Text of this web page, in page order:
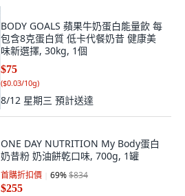
BODY GOALS 蘋果牛奶蛋白能量飲 每
包含8克蛋白質 低卡代餐奶昔 健康美
味新選擇, 30kg, 1個
$75
($0.03/10g)
8/12 星期三 預計送達
ONE DAY NUTRITION My Body蛋白
奶昔粉 奶油餅乾口味, 700g, 1罐
首購折扣價 69%$834
$255